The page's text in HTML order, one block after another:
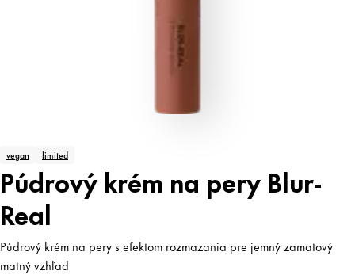
vegan limited
Púdrový krém na pery Blur-
Real
Púdrový krém na pery s efektom rozmazania pre jemný zamatový
matný vzhľad